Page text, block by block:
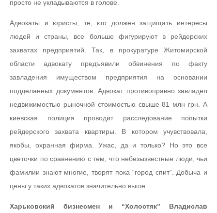
просто не укладываются в голове.
Адвокаты и юристы, те, кто должен защищать интересы
людей и страны, все больше фигурируют в рейдерских
захватах предприятий. Так, в прокуратуре Житомирской
области адвокату предъявили обвинения по факту
завладения имуществом предприятия на основании
подделанных документов. Адвокат противоправно завладел
недвижимостью рыночной стоимостью свыше 81 млн грн. А
киевская полиция проводит расследование попытки
рейдерского захвата квартиры. В котором учувствовала,
якобы, охранная фирма. Ужас, да и только? Но это все
цветочки по сравнению с тем, что небезызвестные люди, чьи
фамилии знают многие, творят пока “город спит”. Добыча и
цены у таких адвокатов значительно выше.
Харьковский бизнесмен и “Холостяк” Владислав